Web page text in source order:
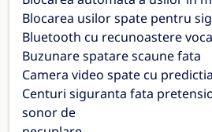
Blocarea usilor spate pentru
Bluetooth cu recunoastere
Buzunare spatare scaune fata
Camera video spate cu
Centuri siguranta fata
sonor de